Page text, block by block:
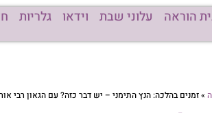
הוראה עלוני שבת וידאו גלריות
»זמנים בהלכה: הנץ התימני – יש דבר כזה? עם הגאון רבי